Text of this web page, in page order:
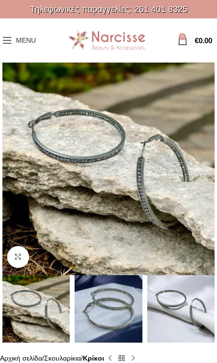
Τηλεφωνικές παραγγελίες: 261 401 8325
MENU 0 €0.00
Click to enlarge
Αρχική σελίδα Σκουλαρίκια Κρίκοι